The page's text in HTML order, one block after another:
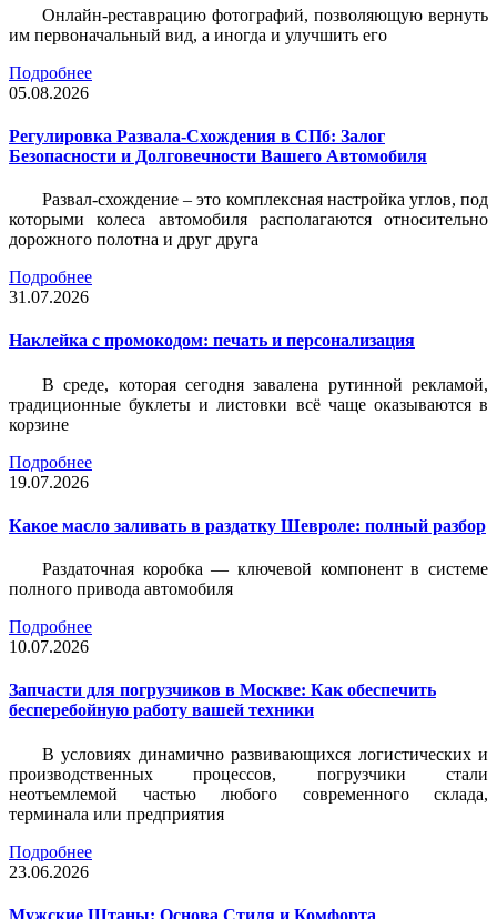
Онлайн-реставрацию фотографий, позволяющую вернуть
им первоначальный вид, а иногда и улучшить его
Подробнее
05.08.2026
Регулировка Развала-Схождения в СПб: Залог
Безопасности и Долговечности Вашего Автомобиля
Развал-схождение – это комплексная настройка углов, под
которыми колеса автомобиля располагаются относительно
дорожного полотна и друг друга
Подробнее
31.07.2026
Наклейка c промокодом: печать и персонализация
В среде, которая сегодня завалена рутинной рекламой,
традиционные буклеты и листовки всё чаще оказываются в
корзине
Подробнее
19.07.2026
Какое масло заливать в раздатку Шевроле: полный разбор
Раздаточная коробка — ключевой компонент в системе
полного привода автомобиля
Подробнее
10.07.2026
Запчасти для погрузчиков в Москве: Как обеспечить
бесперебойную работу вашей техники
В условиях динамично развивающихся логистических и
производственных процессов, погрузчики стали
неотъемлемой частью любого современного склада,
терминала или предприятия
Подробнее
23.06.2026
Мужские Штаны: Основа Стиля и Комфорта